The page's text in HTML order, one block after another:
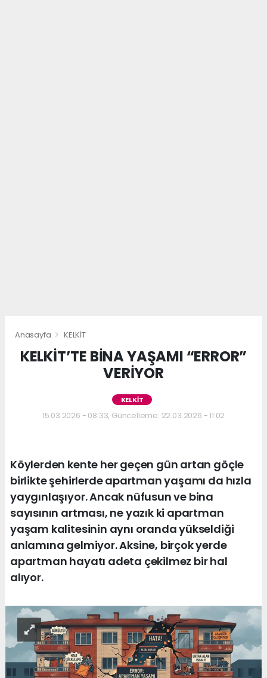
Anasayfa KELKİT
KELKİT’TE BİNA YAŞAMI “ERROR”
VERİYOR
KELKİT
15.03.2026 - 08:33, Güncelleme: 22.03.2026 - 11:02
Köylerden kente her geçen gün artan göçle
birlikte şehirlerde apartman yaşamı da hızla
yaygınlaşıyor. Ancak nüfusun ve bina
sayısının artması, ne yazık ki apartman
yaşam kalitesinin aynı oranda yükseldiği
anlamına gelmiyor. Aksine, birçok yerde
apartman hayatı adeta çekilmez bir hal
alıyor.